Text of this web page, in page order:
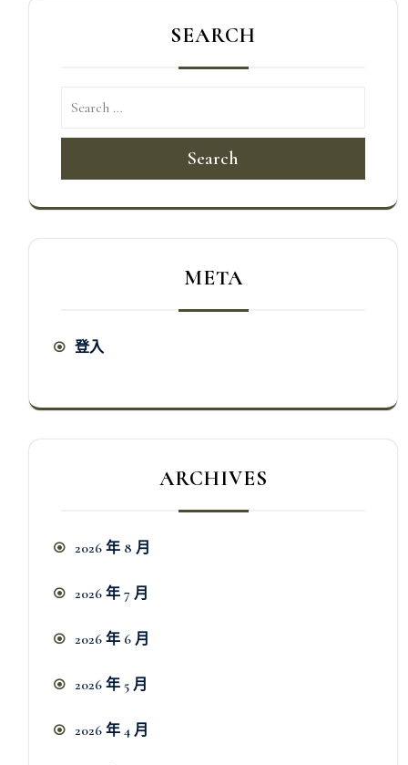
SEARCH
Search
META
登入
ARCHIVES
2026 年 8 月
2026 年 7 月
2026 年 6 月
2026 年 5 月
2026 年 4 月